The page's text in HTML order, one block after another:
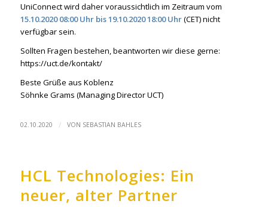
UniConnect wird daher voraussichtlich im Zeitraum vom
15.10.2020 08:00 Uhr bis 19.10.2020 18:00 Uhr(CET) nicht
verfügbar sein.
Sollten Fragen bestehen, beantworten wir diese gerne:
https://uct.de/kontakt/
Beste Grüße aus Koblenz
Söhnke Grams (Managing Director UCT)
02.10.2020 / VON SEBASTIAN BAHLES
HCL Technologies: Ein
neuer, alter Partner